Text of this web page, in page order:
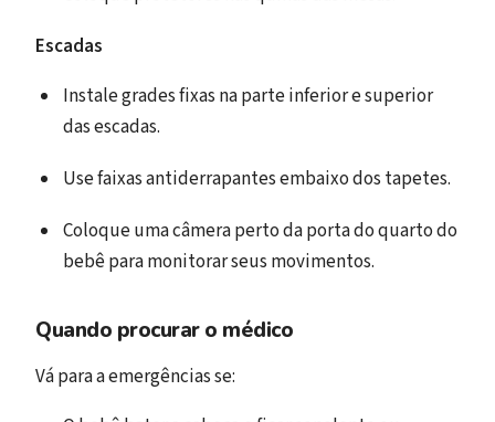
Escadas
Instale grades fixas na parte inferior e superior
das escadas.
Use faixas antiderrapantes embaixo dos tapetes.
Coloque uma câmera perto da porta do quarto do
bebê para monitorar seus movimentos.
Quando procurar o médico
Vá para a emergências se: